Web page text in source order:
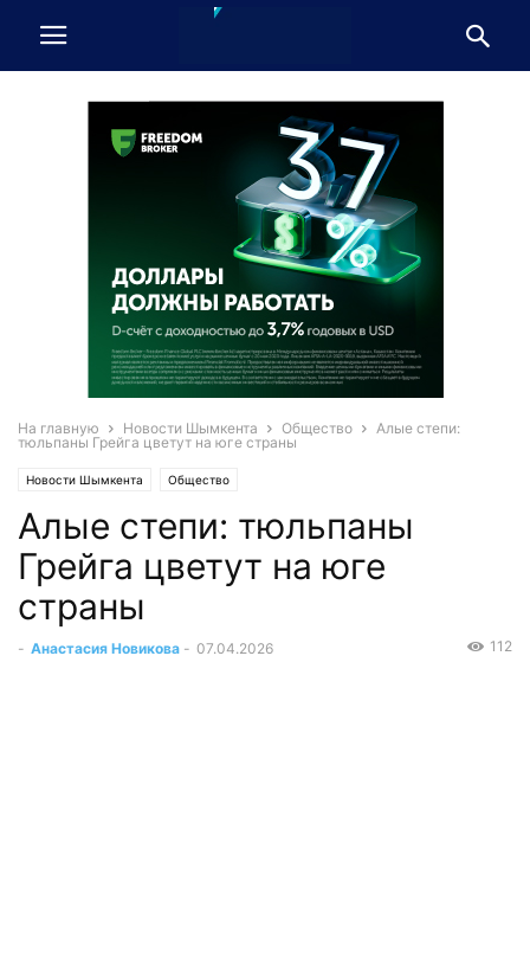
На главную Новости Шымкента Общество
Алые степи:
тюльпаны Грейга цветут на юге страны
Новости Шымкента Общество
Алые степи: тюльпаны
Грейга цветут на юге
страны
- Анастасия Новикова - 07.04.2026 112